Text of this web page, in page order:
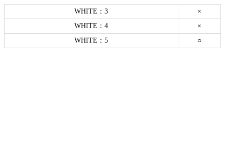
WHITE：3
×
WHITE：4
×
WHITE：5
○